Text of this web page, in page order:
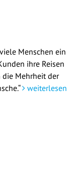
Menschen ein
ihre Reisen
Mehrheit der
weiterlesen